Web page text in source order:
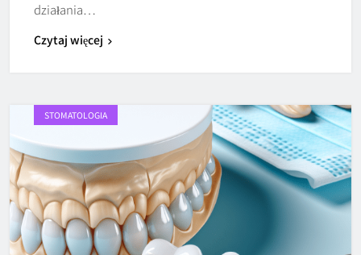
działania…
Czytaj więcej
STOMATOLOGIA